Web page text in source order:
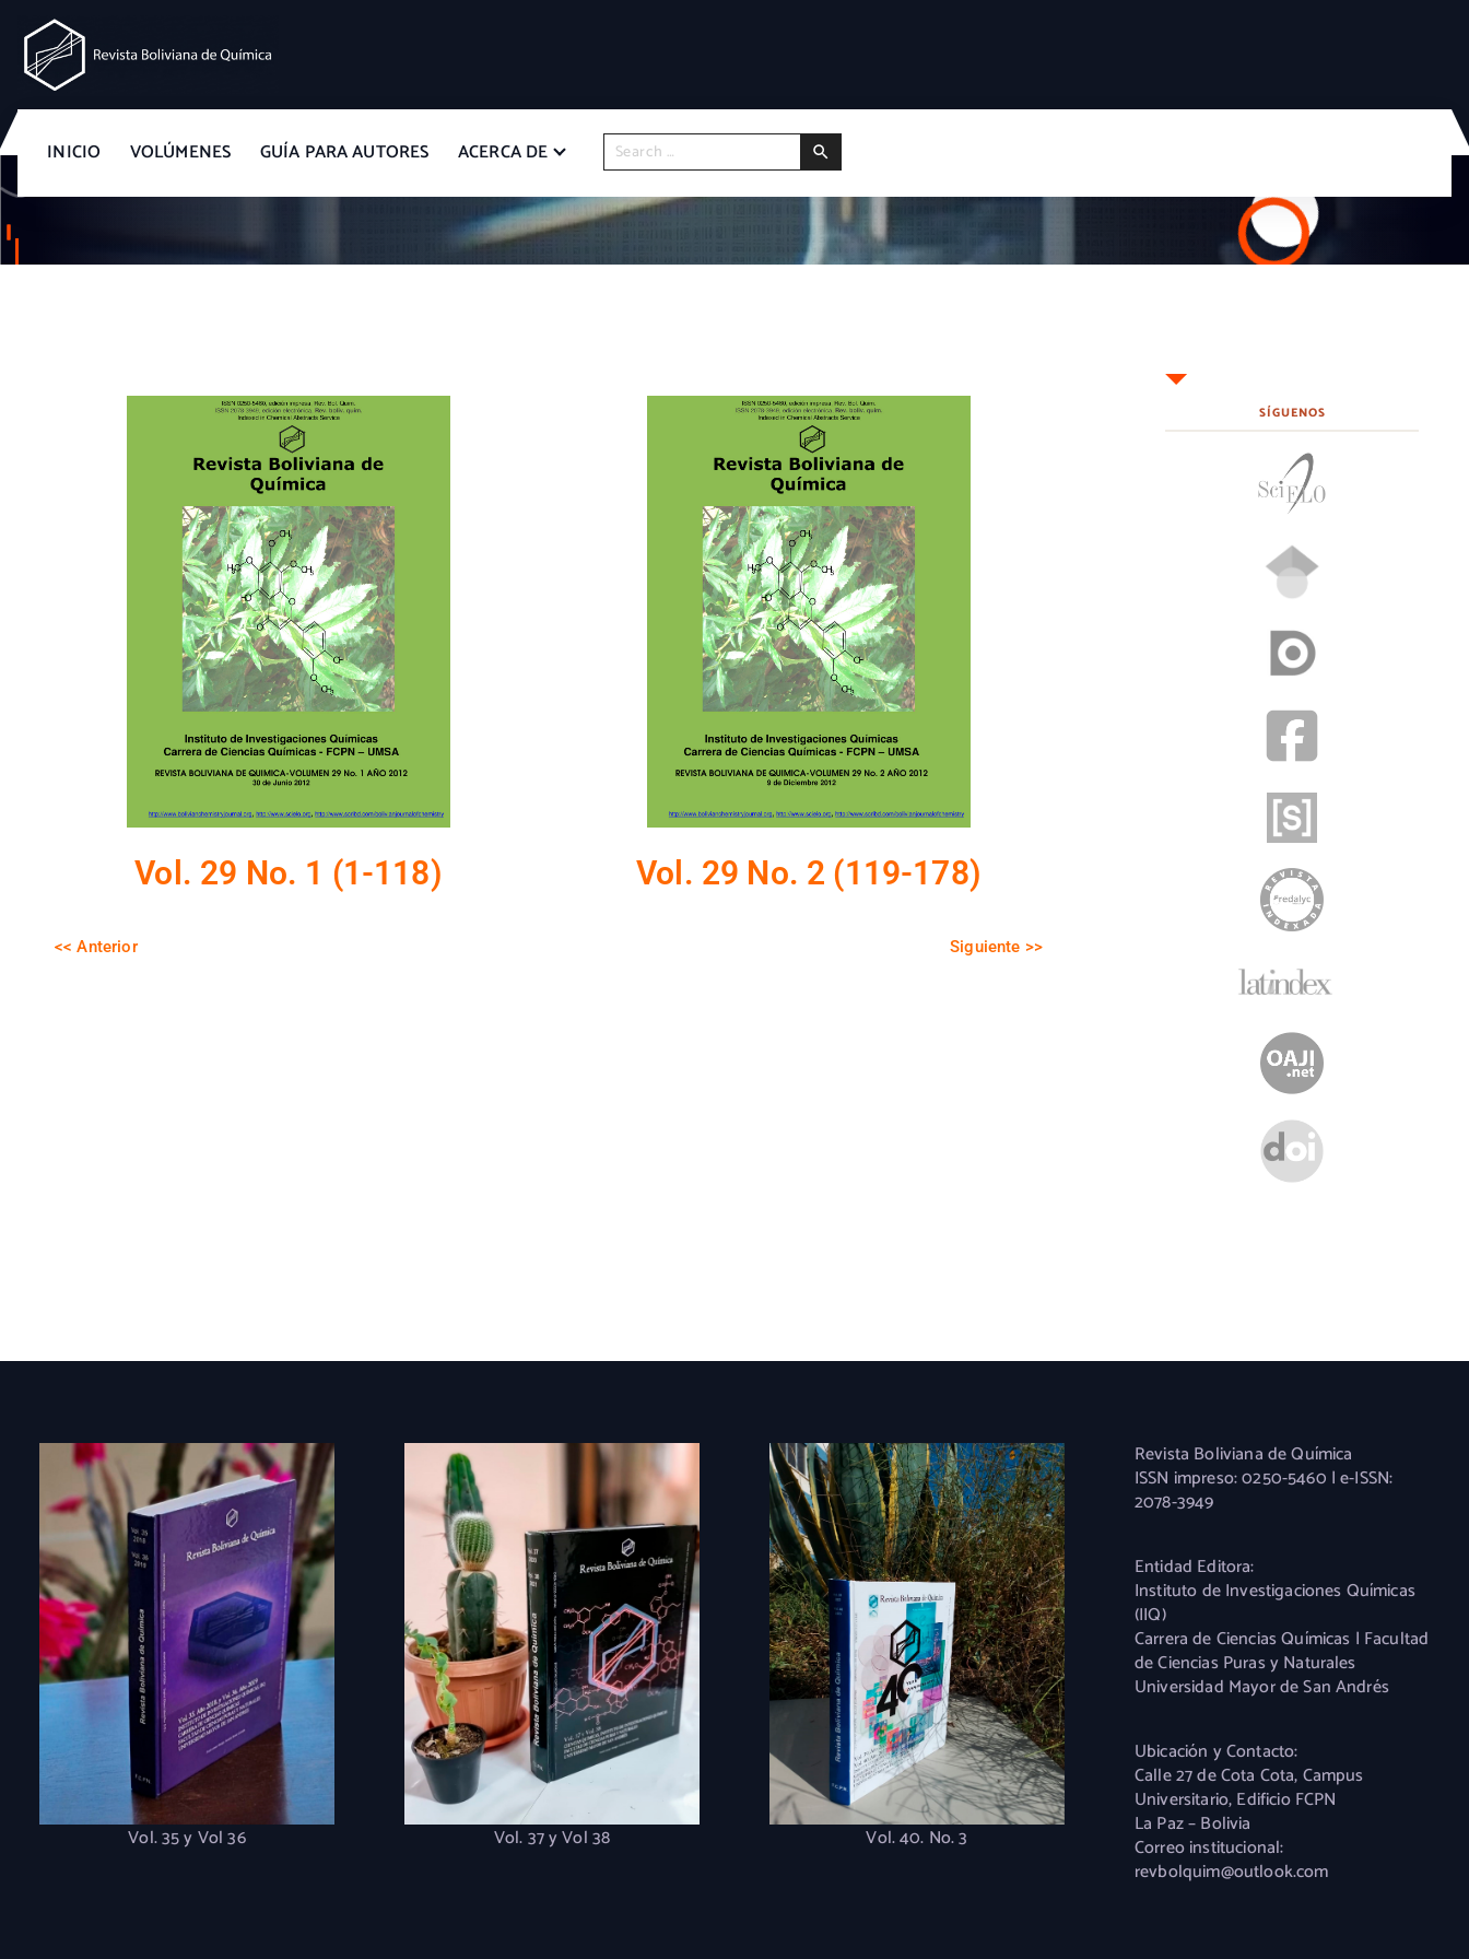
Revista Boliviana de Química
INICIO VOLÚMENES GUÍA PARA AUTORES ACERCA DE
Vol. 29 No. 1 (1-118) Vol. 29 No. 2 (119-178)
<< Anterior Siguiente >>
SÍGUENOS
Vol. 35 y Vol 36 Vol. 37 y Vol 38 Vol. 40. No. 3
Revista Boliviana de Química
ISSN impreso: 0250-5460 | e-ISSN:
2078-3949
Entidad Editora:
Instituto de Investigaciones Químicas
(IIQ)
Carrera de Ciencias Químicas | Facultad
de Ciencias Puras y Naturales
Universidad Mayor de San Andrés
Ubicación y Contacto:
Calle 27 de Cota Cota, Campus
Universitario, Edificio FCPN
La Paz – Bolivia
Correo institucional:
revbolquim@outlook.com